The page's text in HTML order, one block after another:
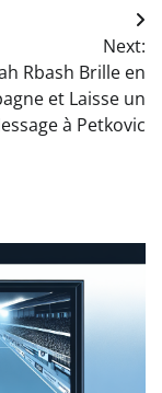
Next:
Rbash Brille en
et Laisse un
à Petkovic